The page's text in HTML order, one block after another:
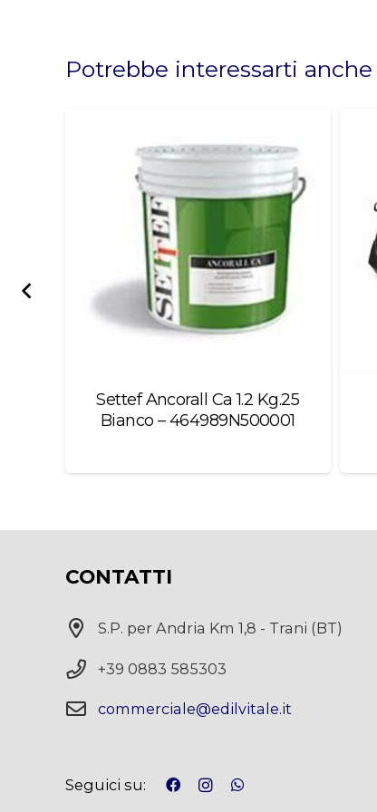
should
Potrebbe interessarti anche
Settef Ancorall Ca 1.2 Kg.25
Bianco – 464989N500001
CONTATTI
S.P. per Andria Km 1,8 - Trani (BT)
+39 0883 585303
commerciale@edilvitale.it
Seguici su: